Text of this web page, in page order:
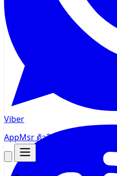
AppMsr ตัวติดตาม
Viber